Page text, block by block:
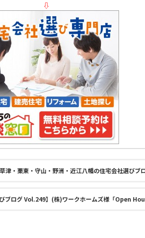
⇩
津・栗東・守山・野洲・近江八幡の住宅会社選びブ
ブログ Vol.249】(株)ワークホームズ様「Open